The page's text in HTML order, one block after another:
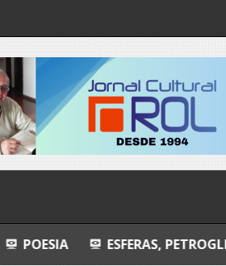
ESFERAS, PETROGLIFOS Y